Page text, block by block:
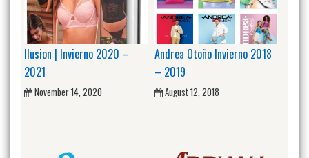
Ilusion | Invierno 2020 –
2021
November 14, 2020
Andrea Otoño Invierno 2018
– 2019
August 12, 2018